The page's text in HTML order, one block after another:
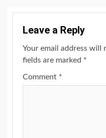
Leave a Reply
Your email address will
fields are marked *
Comment *